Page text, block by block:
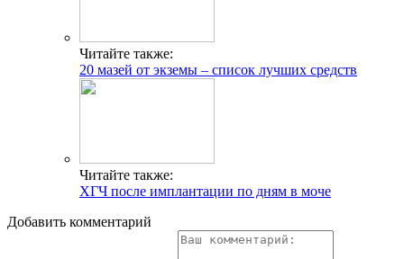
Читайте также:
20 мазей от экземы – список лучших средств
Читайте также:
ХГЧ после имплантации по дням в моче
Добавить комментарий